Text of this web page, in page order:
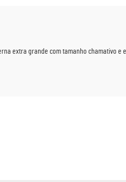
extra grande com tamanho chamativo